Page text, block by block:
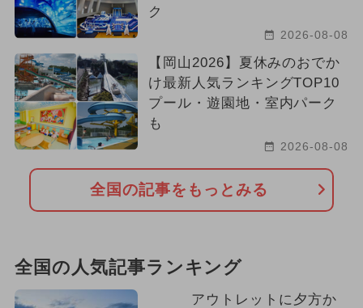
ク
2026-08-08
【岡山2026】夏休みのおでか
け最新人気ランキングTOP10
プール・遊園地・室内パーク
も
2026-08-08
全国の記事をもっとみる
全国の人気記事ランキング
アウトレットに夕方か